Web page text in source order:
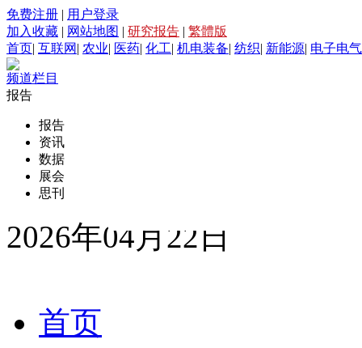
免费注册 | 用户登录
加入收藏 | 网站地图 | 研究报告 | 繁體版
首页| 互联网 | 农业| 医药| 化工| 机电装备| 纺织| 新能源| 电子电气
频道栏目
报告
报告
资讯
数据
展会
思刊
2026年04月22日
首页